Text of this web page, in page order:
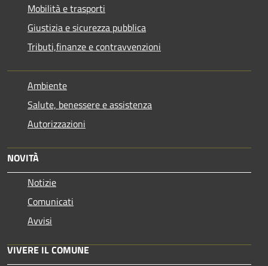
Mobilità e trasporti
Giustizia e sicurezza pubblica
Tributi,finanze e contravvenzioni
Ambiente
Salute, benessere e assistenza
Autorizzazioni
NOVITÀ
Notizie
Comunicati
Avvisi
VIVERE IL COMUNE